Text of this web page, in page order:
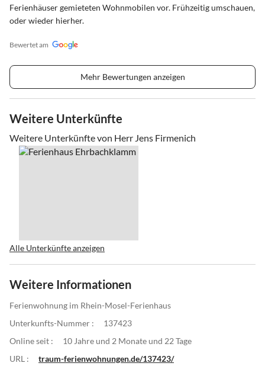
Ferienhäuser gemieteten Wohnmobilen vor. Frühzeitig umschauen,
oder wieder hierher.
Bewertet am
Mehr Bewertungen anzeigen
Weitere Unterkünfte
Weitere Unterkünfte von Herr Jens Firmenich
Alle Unterkünfte anzeigen
Weitere Informationen
Ferienwohnung im Rhein-Mosel-Ferienhaus
Unterkunfts-Nummer :
137423
Online seit :
10 Jahre und 2 Monate und 22 Tage
URL :
traum-ferienwohnungen.de/137423/